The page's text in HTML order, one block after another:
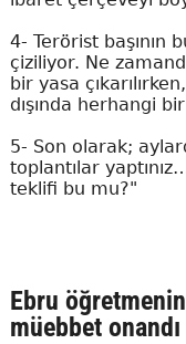
4- Terörist başının
çiziliyor. Ne
bir yasa
dışında herhangi
5- Son olarak;
toplantılar
teklifi bu mu?"
Ebru
müebbet onandı